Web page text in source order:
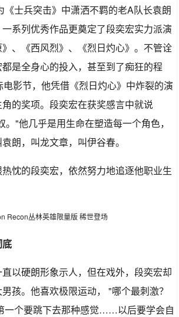
《士兵突击》中潇洒不羁的老A队长袁朗
系列优秀作品更奠定了段奕宏实力派演
、《西风烈》、《烈日灼心》。不管诠
是全身心的投入，甚至到了痴狂的程
影节，他凭借《烈日灼心》中炸裂的演
的奖项。段奕宏在获奖感言中就说
"他几乎是用生命在塑造每一个角色，
朗，叫龙文章，叫伊谷春。
忱的段奕宏，依然努力地追逐他职业生
底
以硬朗形象示人，但在戏外，段奕宏却
孩。他喜欢极限运动， "哪个最刺激？
一个要跳下去那种感觉……以后要学会自